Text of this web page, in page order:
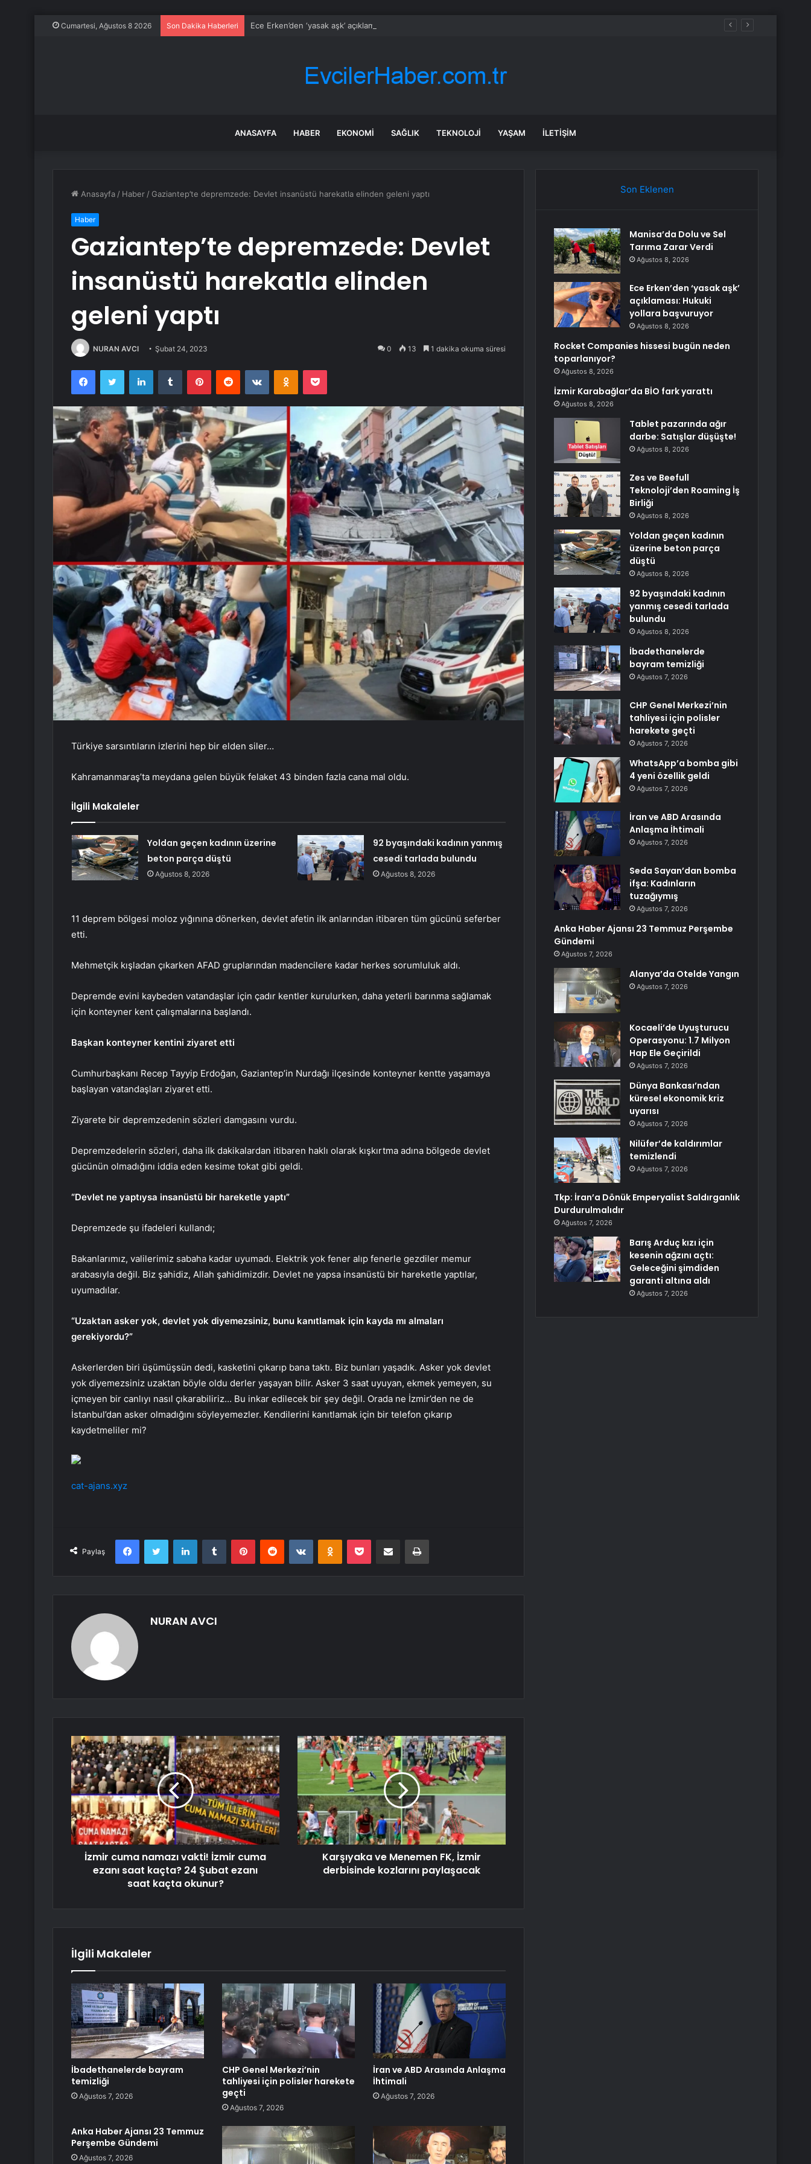
Cumartesi, Ağustos 8 2026 Son Dakika Haberleri Ece Erken’den ‘yasak aşk’ açıklaması: Hukuki yollara başvuruyor
ANASAYFA HABER EKONOMI SAĞLIK TEKNOLOJI YAŞAM İLETIŞIM
Anasayfa / Haber / Gaziantep’te depremzede: Devlet insanüstü harekatla elinden geleni yaptı
Haber
Gaziantep’te depremzede: Devlet
insanüstü harekatla elinden
geleni yaptı
NURAN AVCI Şubat 24, 2023 0 13 1 dakika okuma süresi
FacebookTwitter LinkedInTumblr PinterestReddit VKontakteOdnoklassniki
Pocket
Türkiye sarsıntıların izlerini hep bir elden siler…
Kahramanmaraş’ta meydana gelen büyük felaket 43 binden fazla cana mal oldu.
İlgili Makaleler
Yoldan geçen kadının üzerine
beton parça düştü
Ağustos 8, 2026
92 byaşındaki kadının yanmış
cesedi tarlada bulundu
Ağustos 8, 2026
11 deprem bölgesi moloz yığınına dönerken, devlet afetin ilk anlarından itibaren tüm gücünü seferber
etti.
Mehmetçik kışladan çıkarken AFAD gruplarından madencilere kadar herkes sorumluluk aldı.
Depremde evini kaybeden vatandaşlar için çadır kentler kurulurken, daha yeterli barınma sağlamak
için konteyner kent çalışmalarına başlandı.
Başkan konteyner kentini ziyaret etti
Cumhurbaşkanı Recep Tayyip Erdoğan, Gaziantep’in Nurdağı ilçesinde konteyner kentte yaşamaya
başlayan vatandaşları ziyaret etti.
Ziyarete bir depremzedenin sözleri damgasını vurdu.
Depremzedelerin sözleri, daha ilk dakikalardan itibaren haklı olarak kışkırtma adına bölgede devlet
gücünün olmadığını iddia eden kesime tokat gibi geldi.
“Devlet ne yaptıysa insanüstü bir hareketle yaptı”
Depremzede şu ifadeleri kullandı;
Bakanlarımız, valilerimiz sabaha kadar uyumadı. Elektrik yok fener alıp fenerle gezdiler memur
arabasıyla değil. Biz şahidiz, Allah şahidimizdir. Devlet ne yapsa insanüstü bir hareketle yaptılar,
uyumadılar.
“Uzaktan asker yok, devlet yok diyemezsiniz, bunu kanıtlamak için kayda mı almaları
gerekiyordu?”
Askerlerden biri üşümüşsün dedi, kasketini çıkarıp bana taktı. Biz bunları yaşadık. Asker yok devlet
yok diyemezsiniz uzaktan böyle oldu derler yaşayan bilir. Asker 3 saat uyuyan, ekmek yemeyen, su
içmeyen bir canlıyı nasıl çıkarabiliriz… Bu inkar edilecek bir şey değil. Orada ne İzmir’den ne de
İstanbul’dan asker olmadığını söyleyemezler. Kendilerini kanıtlamak için bir telefon çıkarıp
kaydetmeliler mi?
cat-ajans.xyz
Paylaş
FacebookTwitter LinkedInTumblr PinterestReddit VKontakteOdnoklassniki
Pocket E-Posta ile paylaş Yazdır
NURAN AVCI
İzmir cuma namazı vakti! İzmir cuma
ezanı saat kaçta? 24 Şubat ezanı
saat kaçta okunur?
Karşıyaka ve Menemen FK, İzmir
derbisinde kozlarını paylaşacak
İlgili Makaleler
İbadethanelerde bayram
temizliği
Ağustos 7, 2026
CHP Genel Merkezi’nin
tahliyesi için polisler harekete
geçti
Ağustos 7, 2026
İran ve ABD Arasında Anlaşma
İhtimali
Ağustos 7, 2026
Anka Haber Ajansı 23 Temmuz
Perşembe Gündemi
Ağustos 7, 2026
Son Eklenen
Manisa’da Dolu ve Sel
Tarıma Zarar Verdi
Ağustos 8, 2026
Ece Erken’den ‘yasak aşk’
açıklaması: Hukuki
yollara başvuruyor
Ağustos 8, 2026
Rocket Companies hissesi bugün neden
toparlanıyor?
Ağustos 8, 2026
İzmir Karabağlar’da BİO fark yarattı
Ağustos 8, 2026
Tablet pazarında ağır
darbe: Satışlar düşüşte!
Ağustos 8, 2026
Zes ve Beefull
Teknoloji’den Roaming İş
Birliği
Ağustos 8, 2026
Yoldan geçen kadının
üzerine beton parça
düştü
Ağustos 8, 2026
92 byaşındaki kadının
yanmış cesedi tarlada
bulundu
Ağustos 8, 2026
İbadethanelerde
bayram temizliği
Ağustos 7, 2026
CHP Genel Merkezi’nin
tahliyesi için polisler
harekete geçti
Ağustos 7, 2026
WhatsApp’a bomba gibi
4 yeni özellik geldi
Ağustos 7, 2026
İran ve ABD Arasında
Anlaşma İhtimali
Ağustos 7, 2026
Seda Sayan’dan bomba
ifşa: Kadınların
tuzağıymış
Ağustos 7, 2026
Anka Haber Ajansı 23 Temmuz Perşembe
Gündemi
Ağustos 7, 2026
Alanya’da Otelde Yangın
Ağustos 7, 2026
Kocaeli’de Uyuşturucu
Operasyonu: 1.7 Milyon
Hap Ele Geçirildi
Ağustos 7, 2026
Dünya Bankası’ndan
küresel ekonomik kriz
uyarısı
Ağustos 7, 2026
Nilüfer’de kaldırımlar
temizlendi
Ağustos 7, 2026
Tkp: İran’a Dönük Emperyalist Saldırganlık
Durdurulmalıdır
Ağustos 7, 2026
Barış Arduç kızı için
kesenin ağzını açtı:
Geleceğini şimdiden
garanti altına aldı
Ağustos 7, 2026